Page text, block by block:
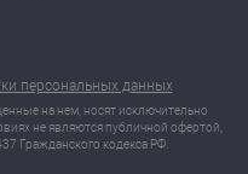
персональных данных
на нем, носят исключительно
не являются публичной офертой,
Гражданского кодекса РФ.